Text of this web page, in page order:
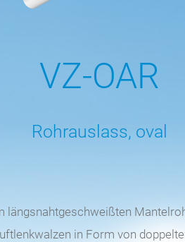
VZ-OAR
Rohrauslass, oval
längsnahtgeschweißten
in Form von